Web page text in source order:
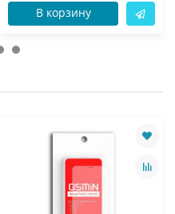
В корзину